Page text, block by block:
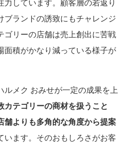
力しています。顧客層の若返り
ブランドの誘致にもチャレンジ
ゴリーの店舗は売上創出に苦戦
面積がかなり減っている様子が
メク おみせが一定の成果を上
カテゴリーの商材を扱うこと
舗よりも多角的な角度から提案
います。そのおもしろさがお客